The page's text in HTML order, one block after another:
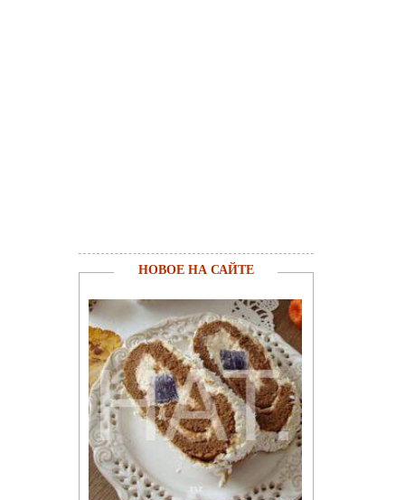
НОВОЕ НА САЙТЕ